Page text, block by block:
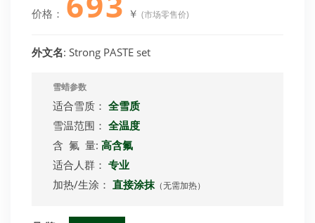
价格： ￥ (市场零售价)
外文名: Strong PASTE set
雪蜡参数
适合雪质： 全雪质
雪温范围： 全温度
含 氟 量: 高含氟
适合人群： 专业
加热/生涂： 直接涂抹（无需加热）